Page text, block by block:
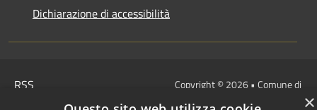
Dichiarazione di accessibilità
RSS
Accessibilità
Copyright © 2026 • Comune di
Bolano • Powered by
×